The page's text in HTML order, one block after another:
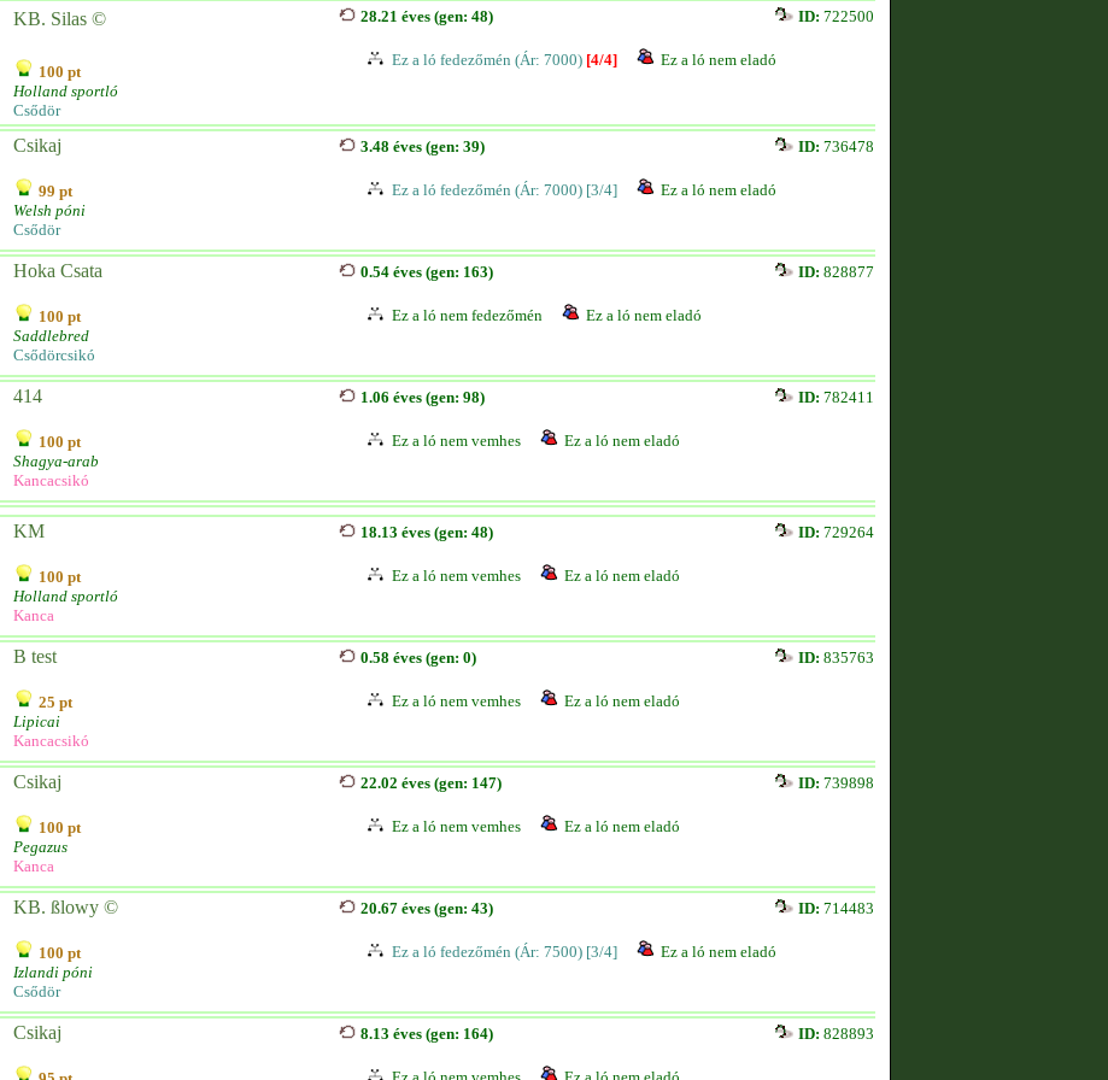
KB. Silas ©
100 pt
Holland sportló
Csődör
28.21 éves (gen: 48) ID: 722500
Ez a ló fedezőmén (Ár: 7000) [4/4] Ez a ló nem eladó
Csikaj
99 pt
Welsh póni
Csődör
3.48 éves (gen: 39) ID: 736478
Ez a ló fedezőmén (Ár: 7000) [3/4] Ez a ló nem eladó
Hoka Csata
100 pt
Saddlebred
Csődörcsikó
0.54 éves (gen: 163) ID: 828877
Ez a ló nem fedezőmén Ez a ló nem eladó
414
100 pt
Shagya-arab
Kancacsikó
1.06 éves (gen: 98) ID: 782411
Ez a ló nem vemhes Ez a ló nem eladó
KM
100 pt
Holland sportló
Kanca
18.13 éves (gen: 48) ID: 729264
Ez a ló nem vemhes Ez a ló nem eladó
B test
25 pt
Lipicai
Kancacsikó
0.58 éves (gen: 0) ID: 835763
Ez a ló nem vemhes Ez a ló nem eladó
Csikaj
100 pt
Pegazus
Kanca
22.02 éves (gen: 147) ID: 739898
Ez a ló nem vemhes Ez a ló nem eladó
KB. ßlowy ©
100 pt
Izlandi póni
Csődör
20.67 éves (gen: 43) ID: 714483
Ez a ló fedezőmén (Ár: 7500) [3/4] Ez a ló nem eladó
Csikaj 8.13 éves (gen: 164) ID: 828893